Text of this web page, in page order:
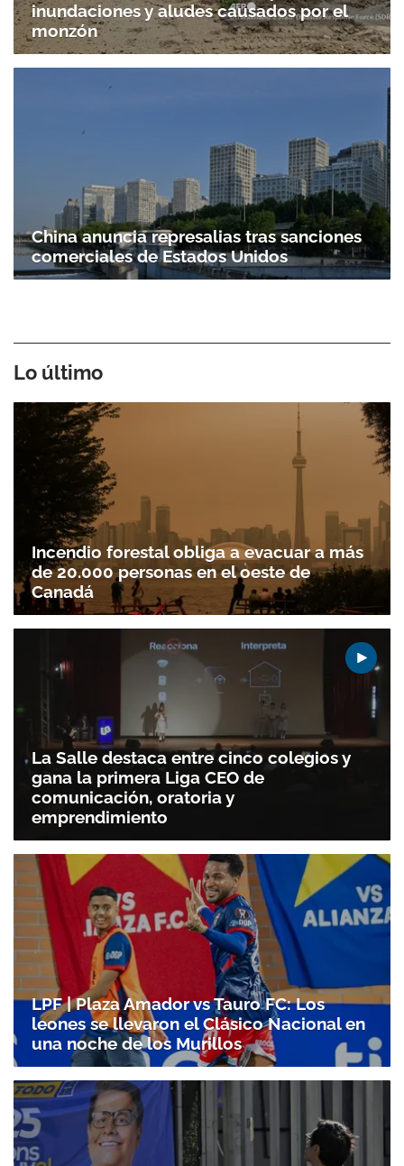
inundaciones y aludes causados por el
monzón
China anuncia represalias tras sanciones
comerciales de Estados Unidos
Lo último
Incendio forestal obliga a evacuar a más
de 20.000 personas en el oeste de
Canadá
La Salle destaca entre cinco colegios y
gana la primera Liga CEO de
comunicación, oratoria y
emprendimiento
LPF | Plaza Amador vs Tauro FC: Los
leones se llevaron el Clásico Nacional en
una noche de los Murillos